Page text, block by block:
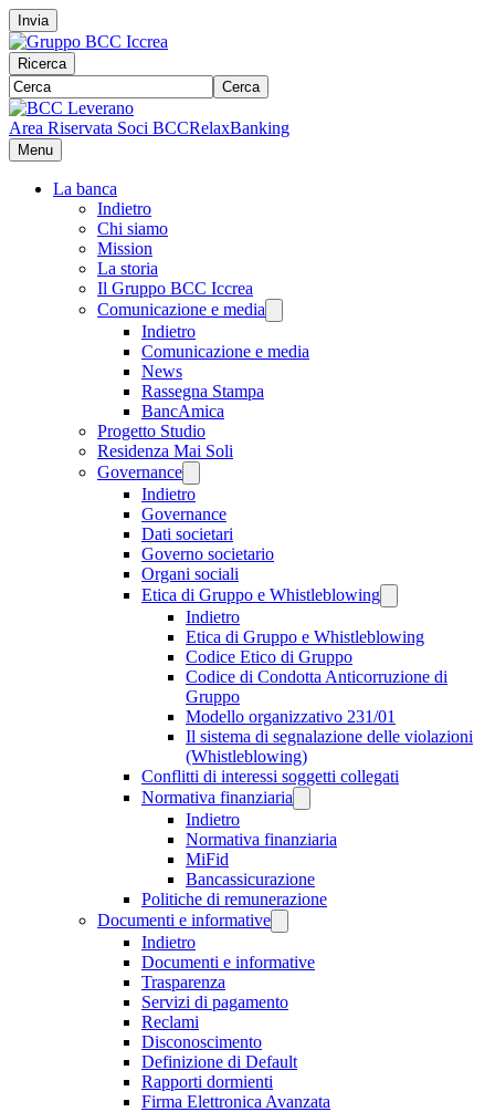
Invia
Ricerca
Cerca
Area Riservata Soci BCCRelaxBanking
Menu
La banca
Indietro
Chi siamo
Mission
La storia
Il Gruppo BCC Iccrea
Comunicazione e media
Indietro
Comunicazione e media
News
Rassegna Stampa
BancAmica
Progetto Studio
Residenza Mai Soli
Governance
Indietro
Governance
Dati societari
Governo societario
Organi sociali
Etica di Gruppo e Whistleblowing
Indietro
Etica di Gruppo e Whistleblowing
Codice Etico di Gruppo
Codice di Condotta Anticorruzione di
Gruppo
Modello organizzativo 231/01
Il sistema di segnalazione delle violazioni
(Whistleblowing)
Conflitti di interessi soggetti collegati
Normativa finanziaria
Indietro
Normativa finanziaria
MiFid
Bancassicurazione
Politiche di remunerazione
Documenti e informative
Indietro
Documenti e informative
Trasparenza
Servizi di pagamento
Reclami
Disconoscimento
Definizione di Default
Rapporti dormienti
Firma Elettronica Avanzata